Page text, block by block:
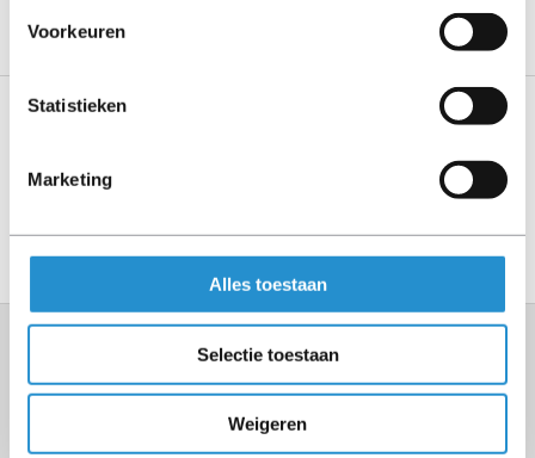
Voorkeuren
Statistieken
Marketing
Alles toestaan
Selectie toestaan
Weigeren
Toon meer
5121 DM Rijen